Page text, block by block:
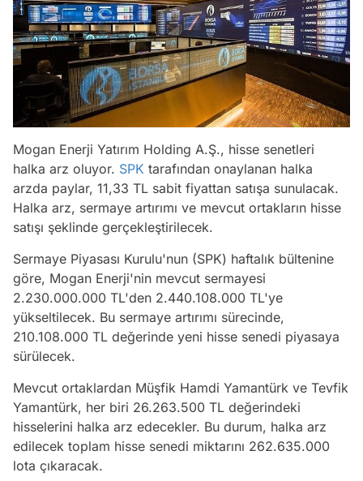
Mogan Enerji Yatırım Holding A.Ş., hisse senetleri
halka arz oluyor. SPK tarafından onaylanan halka
arzda paylar, 11,33 TL sabit fiyattan satışa sunulacak.
Halka arz, sermaye artırımı ve mevcut ortakların hisse
satışı şeklinde gerçekleştirilecek.
Sermaye Piyasası Kurulu'nun (SPK) haftalık bültenine
göre, Mogan Enerji'nin mevcut sermayesi
2.230.000.000 TL'den 2.440.108.000 TL'ye
yükseltilecek. Bu sermaye artırımı sürecinde,
210.108.000 TL değerinde yeni hisse senedi piyasaya
sürülecek.
Mevcut ortaklardan Müşfik Hamdi Yamantürk ve Tevfik
Yamantürk, her biri 26.263.500 TL değerindeki
hisselerini halka arz edecekler. Bu durum, halka arz
edilecek toplam hisse senedi miktarını 262.635.000
lota çıkaracak.